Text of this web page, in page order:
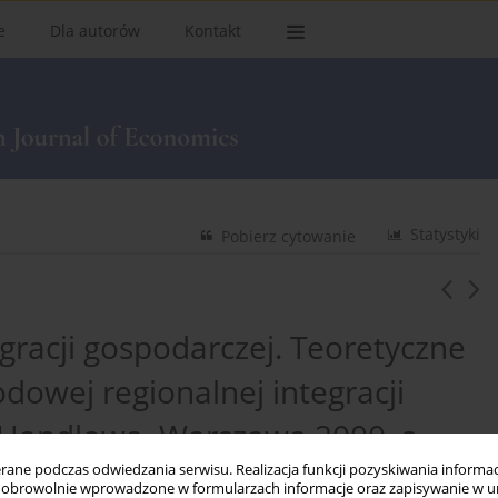
podczas odwiedzania serwisu. Realizacja funkcji pozyskiwania
wprowadzone w formularzach informacje oraz zapisywanie w
Dla autorów Kontakt
Statystyki
Pobierz cytowanie
gospodarczej. Teoretyczne
regionalnej integracji
Warszawa 2000, s.